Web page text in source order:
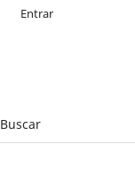
Buscar
Entrar